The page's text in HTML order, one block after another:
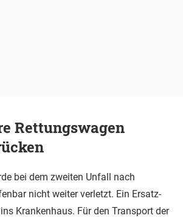
Rettungswagen
bei dem zweiten Unfall nach
nicht weiter verletzt. Ein Ersatz-
Krankenhaus. Für den Transport der